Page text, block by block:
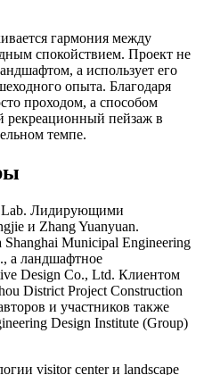
гармония между
спокойствием. Проект не
а использует его
опыта. Благодаря
проходом, а способом
рекреационный пейзаж в
темпе.
Lab. Лидирующими
и Zhang Yuanyuan.
Municipal Engineering
а ландшафтное
Design Co., Ltd. Клиентом
District Project Construction
и участников также
Design Institute (Group)
visitor center и landscape